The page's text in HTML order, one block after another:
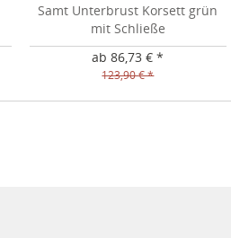
Samt Unterbrust Korsett grün
mit Schließe
ab 86,73 € *
123,90 € *